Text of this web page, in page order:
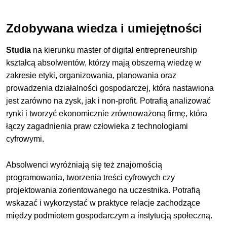
Zdobywana wiedza i umiejętności
Studia na kierunku master of digital entrepreneurship
kształcą absolwentów, którzy mają obszerną wiedzę w
zakresie etyki, organizowania, planowania oraz
prowadzenia działalności gospodarczej, która nastawiona
jest zarówno na zysk, jak i non-profit. Potrafią analizować
rynki i tworzyć ekonomicznie zrównoważoną firmę, która
łączy zagadnienia praw człowieka z technologiami
cyfrowymi.
Absolwenci wyróżniają się też znajomością
programowania, tworzenia treści cyfrowych czy
projektowania zorientowanego na uczestnika. Potrafią
wskazać i wykorzystać w praktyce relacje zachodzące
między podmiotem gospodarczym a instytucją społeczną.